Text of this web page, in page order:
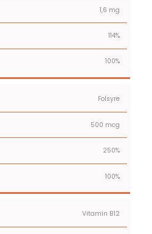
1,6 mg
114%
100%
Folsyre
500 mcg
250%
100%
Vitamin B12